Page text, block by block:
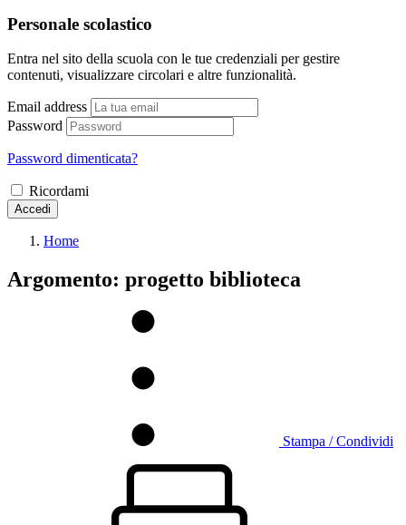
Personale scolastico
Entra nel sito della scuola con le tue credenziali per gestire
contenuti, visualizzare circolari e altre funzionalità.
Email address
Password
Password dimenticata?
Ricordami
Accedi
Home
Argomento: progetto biblioteca
Stampa / Condividi